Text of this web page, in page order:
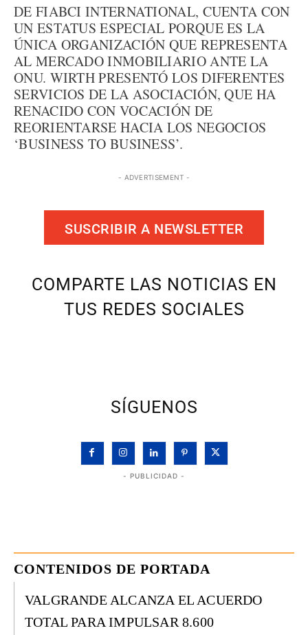
DE FIABCI INTERNATIONAL, CUENTA CON
UN ESTATUS ESPECIAL PORQUE ES LA
ÚNICA ORGANIZACIÓN QUE REPRESENTA
AL MERCADO INMOBILIARIO ANTE LA
ONU. WIRTH PRESENTÓ LOS DIFERENTES
SERVICIOS DE LA ASOCIACIÓN, QUE HA
RENACIDO CON VOCACIÓN DE
REORIENTARSE HACIA LOS NEGOCIOS
‘BUSINESS TO BUSINESS’.
- ADVERTISEMENT -
SUSCRIBIR A NEWSLETTER
COMPARTE LAS NOTICIAS EN
TUS REDES SOCIALES
SÍGUENOS
- PUBLICIDAD -
CONTENIDOS DE PORTADA
VALGRANDE ALCANZA EL ACUERDO
TOTAL PARA IMPULSAR 8.600